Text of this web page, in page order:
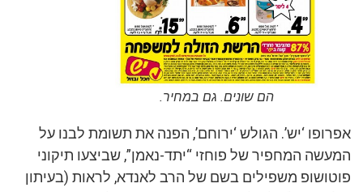
הם שונים. גם במחיר.
אפרופו ‘יש’. הגולש ‘ירוחם’, הפנה את תשומת לבנו על
המעשה המחפיר של פוחזי “יתד-נאמן”, שביצעו תיקוני
פוטושופ משפילים בשם של הרב לאנדא, לראות (בעיתון